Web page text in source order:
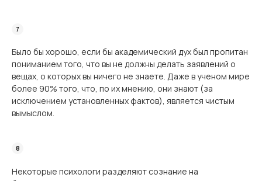
Было бы хорошо, если бы академический дух был пропитан
пониманием того, что вы не должны делать заявлений о
вещах, о которых вы ничего не знаете. Даже в ученом мире
более 90% того, что, по их мнению, они знают (за
исключением установленных фактов), является чистым
вымыслом.
Некоторые психологи разделяют сознание на